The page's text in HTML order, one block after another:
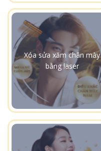
Xóa sửa xăm chân mày
bằng laser